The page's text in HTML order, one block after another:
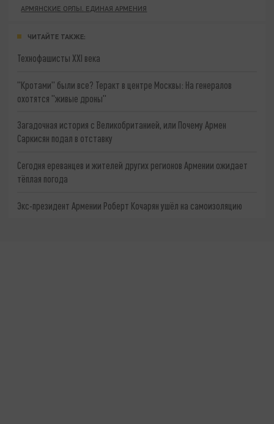
АРМЯНСКИЕ ОРЛЫ. ЕДИНАЯ АРМЕНИЯ
ЧИТАЙТЕ ТАКЖЕ:
Технофашисты XXI века
"Кротами" были все? Теракт в центре Москвы: На генералов
охотятся "живые дроны"
Загадочная история с Великобританией, или Почему Армен
Саркисян подал в отставку
Сегодня ереванцев и жителей других регионов Армении ожидает
тёплая погода
Экс-президент Армении Роберт Кочарян ушёл на самоизоляцию